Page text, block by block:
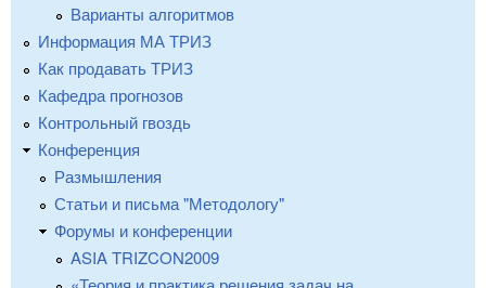
Варианты алгоритмов
Информация МА ТРИЗ
Как продавать ТРИЗ
Кафедра прогнозов
Контрольный гвоздь
Конференция
Размышления
Статьи и письма "Методологу"
Форумы и конференции
ASIA TRIZCON2009